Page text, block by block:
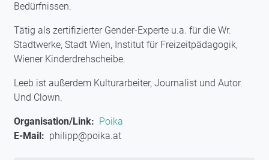
Bedürfnissen.
Tätig als zertifizierter Gender-Experte u.a. für die Wr.
Stadtwerke, Stadt Wien, Institut für Freizeitpädagogik,
Wiener Kinderdrehscheibe.
Leeb ist außerdem Kulturarbeiter, Journalist und Autor.
Und Clown.
Organisation/Link
Poika
E-Mail
philipp@poika.at